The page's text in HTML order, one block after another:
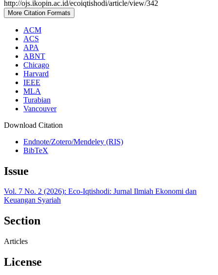
http://ojs.ikopin.ac.id/ecoiqtishodi/article/view/342
More Citation Formats
ACM
ACS
APA
ABNT
Chicago
Harvard
IEEE
MLA
Turabian
Vancouver
Download Citation
Endnote/Zotero/Mendeley (RIS)
BibTeX
Issue
Vol. 7 No. 2 (2026): Eco-Iqtishodi: Jurnal Ilmiah Ekonomi dan
Keuangan Syariah
Section
Articles
License